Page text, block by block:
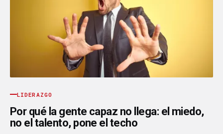
LIDERAZGO
Por qué la gente capaz no llega: el miedo,
no el talento, pone el techo